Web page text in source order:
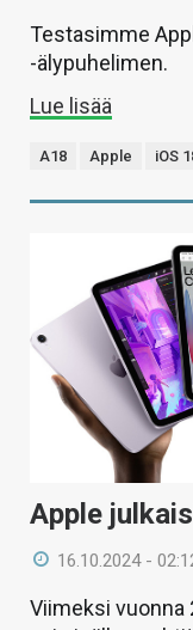
Testasimme
-älypuhelimen.
Lue lisää
A18 Apple iOS
Apple
16.10.2024 -
Viimeksi